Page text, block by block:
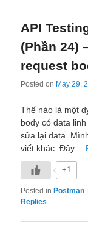
API
(Phần 24)
request
Posted on May 29,
Thế nào là một
body có data
sửa lại data.
viết khác. Đây…
+1
Posted in Postman
Replies